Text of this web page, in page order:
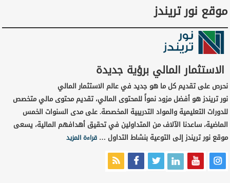
موقع نور تريندز
الاستثمار المالي برؤية جديدة
نحرص على تقديم كل ما هو جديد في عالم الاستثمار المالي
نور تريندز هو أفضل مزود نمواً للمحتوى المالي، تقديم محتوى مالي متخصص
للدورات التعليمية والمواد التدريبية المخصصة. على مدى السنوات الخمس
الماضية، ساعدنا الآلاف من المتداولين في تحقيق أهدافهم المالية، يسعى
موقع نور تريندز إلى التوعية بنشاط التداول …قراءة المزيد